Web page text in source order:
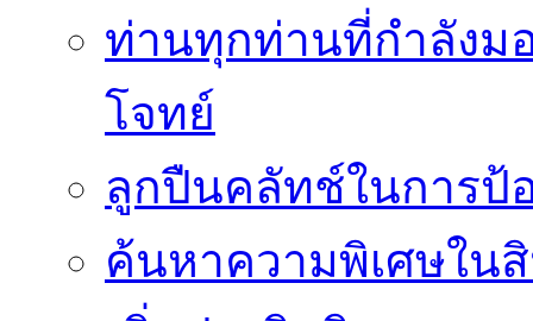
ท่านทุกท่านที่กำลังม
โจทย์
ลูกปืนคลัทช์ในการป้
ค้นหาความพิเศษใน